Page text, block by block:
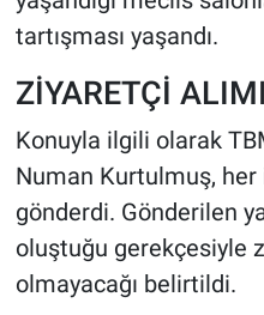
tartışması yaşandı.
ZİYARETÇİ
Konuyla ilgili olarak
Numan Kurtulmuş, her
gönderdi. Gönderilen
oluştuğu gerekçesiyle
olmayacağı belirtildi.